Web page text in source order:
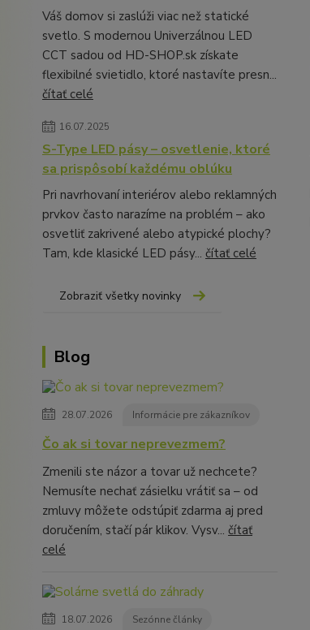
Váš domov si zaslúži viac než statické
svetlo. S modernou Univerzálnou LED
CCT sadou od HD-SHOP.sk získate
flexibilné svietidlo, ktoré nastavíte presn...
čítať celé
16.07.2025
S-Type LED pásy – osvetlenie, ktoré
sa prispôsobí každému oblúku
Pri navrhovaní interiérov alebo reklamných
prvkov často narazíme na problém – ako
osvetliť zakrivené alebo atypické plochy?
Tam, kde klasické LED pásy... čítať celé
Zobraziť všetky novinky
Blog
28.07.2026 Informácie pre zákazníkov
Čo ak si tovar neprevezmem?
Zmenili ste názor a tovar už nechcete?
Nemusíte nechať zásielku vrátiť sa – od
zmluvy môžete odstúpiť zdarma aj pred
doručením, stačí pár klikov. Vysv... čítať
celé
18.07.2026 Sezónne články